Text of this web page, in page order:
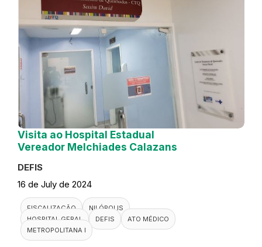
Visita ao Hospital Estadual
Vereador Melchiades Calazans
DEFIS
16 de July de 2024
FISCALIZAÇÃO
NILÓPOLIS
HOSPITAL GERAL
DEFIS
ATO MÉDICO
METROPOLITANA I